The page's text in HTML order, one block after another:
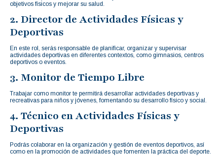
objetivos físicos y mejorar su salud.
2. Director de Actividades Físicas y
Deportivas
En este rol, serás responsable de planificar, organizar y supervisar
actividades deportivas en diferentes contextos, como gimnasios, centros
deportivos o eventos.
3. Monitor de Tiempo Libre
Trabajar como monitor te permitirá desarrollar actividades deportivas y
recreativas para niños y jóvenes, fomentando su desarrollo físico y social.
4. Técnico en Actividades Físicas y
Deportivas
Podrás colaborar en la organización y gestión de eventos deportivos, así
como en la promoción de actividades que fomenten la práctica del deporte.